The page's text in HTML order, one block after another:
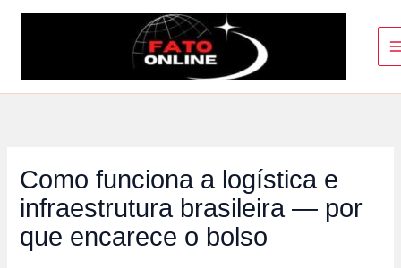
conteúdo
Como funciona a logística e
infraestrutura brasileira — por
que encarece o bolso